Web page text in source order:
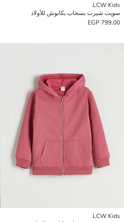
LCW Kids
سويت شيرت بسحاب بكابوش للأولاد
799.00 EGP
LCW Kids